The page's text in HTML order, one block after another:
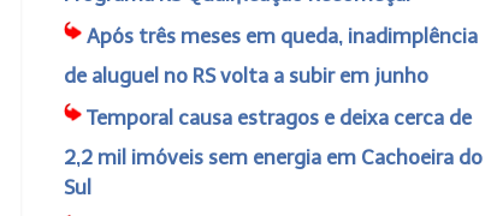
Após três meses em queda, inadimplência
de aluguel no RS volta a subir em junho
Temporal causa estragos e deixa cerca de
2,2 mil imóveis sem energia em Cachoeira do
Sul